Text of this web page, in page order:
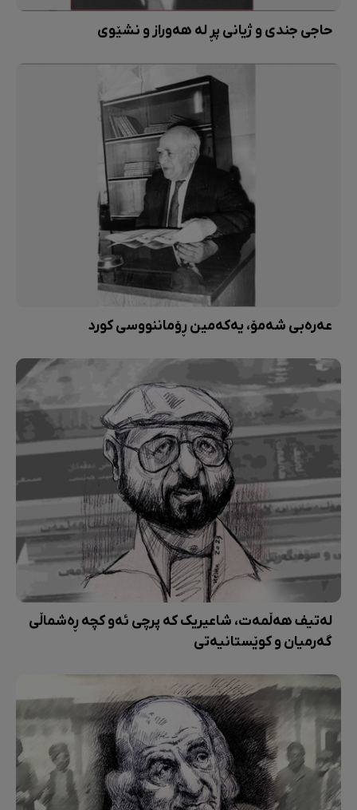
حاجی جندی و ژیانی پڕ لە هەوراز و نشێوی
عەرەبی شەمۆ، یەکەمین ڕۆماننووسی کورد
لەتیف هەڵمەت، شاعیریک کە پرچی ئەو کچە ڕەشماڵی
گەرمیان و کوێستانیەتی